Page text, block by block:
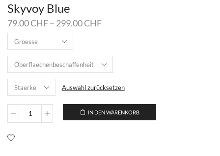
Skyvoy Blue
79.00CHF– 299.00CHF
Auswahl zurücksetzen
Skyvoy
IN DEN WARENKORB